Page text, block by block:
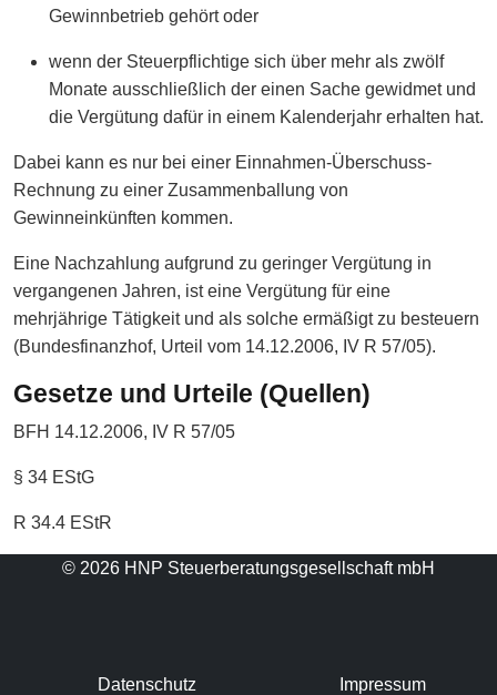
Gewinnbetrieb gehört oder
wenn der Steuerpflichtige sich über mehr als zwölf
Monate ausschließlich der einen Sache gewidmet und
die Vergütung dafür in einem Kalenderjahr erhalten hat.
Dabei kann es nur bei einer Einnahmen-Überschuss-
Rechnung zu einer Zusammenballung von
Gewinneinkünften kommen.
Eine Nachzahlung aufgrund zu geringer Vergütung in
vergangenen Jahren, ist eine Vergütung für eine
mehrjährige Tätigkeit und als solche ermäßigt zu besteuern
(Bundesfinanzhof, Urteil vom 14.12.2006, IV R 57/05).
Gesetze und Urteile (Quellen)
BFH 14.12.2006, IV R 57/05
§ 34 EStG
R 34.4 EStR
© 2026 HNP Steuerberatungsgesellschaft mbH
Datenschutz Impressum